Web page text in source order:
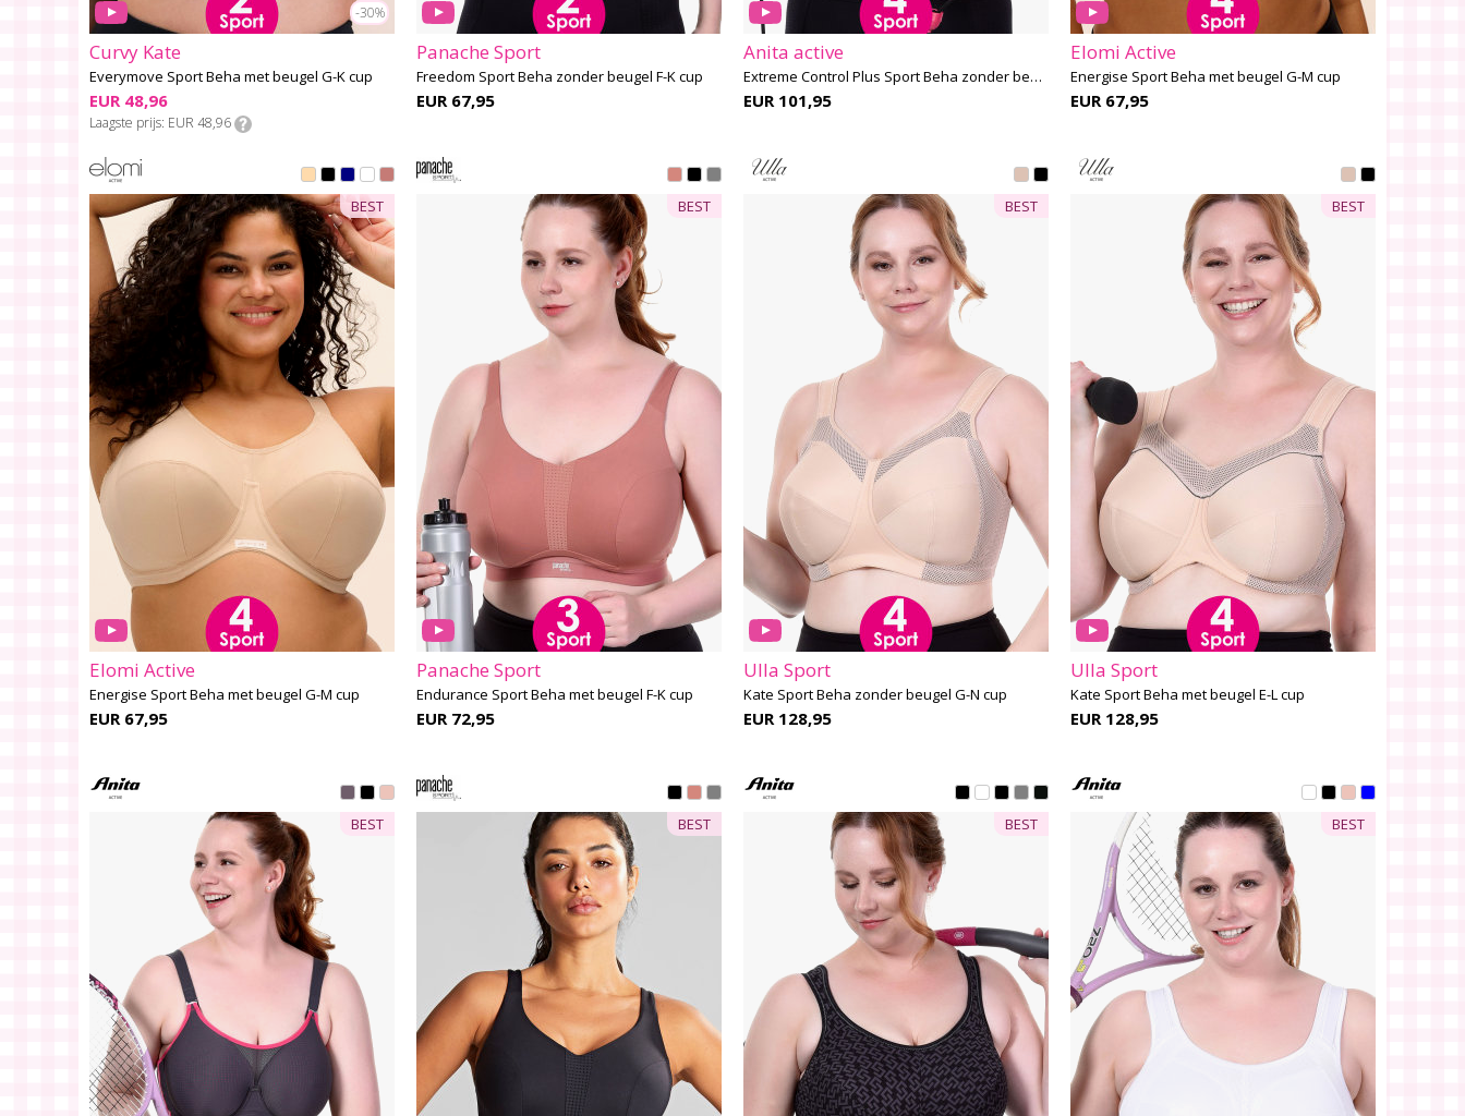
-30%
Curvy Kate
Everymove Sport Beha met beugel G-K cup
EUR 48,96
Laagste prijs EUR 48,96
Panache Sport
Freedom Sport Beha zonder beugel F-K cup
EUR 67,95
Anita active
Extreme Control Plus Sport Beha zonder beugel H-K cup
EUR 101,95
Elomi Active
Energise Sport Beha met beugel G-M cup
EUR 67,95
BEST
Elomi Active
Energise Sport Beha met beugel G-M cup
EUR 67,95
BEST
Panache Sport
Endurance Sport Beha met beugel F-K cup
EUR 72,95
BEST
Ulla Sport
Kate Sport Beha zonder beugel G-N cup
EUR 128,95
BEST
Ulla Sport
Kate Sport Beha met beugel E-L cup
EUR 128,95
BEST BEST BEST BEST